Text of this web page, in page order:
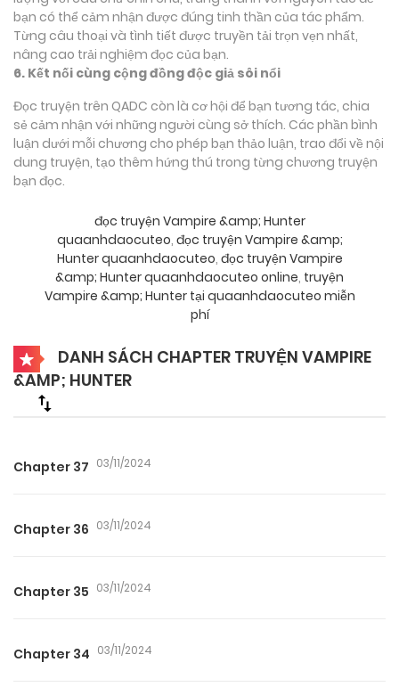
bạn có thể cảm nhận được đúng tinh thần của tác phẩm.
Từng câu thoại và tình tiết được truyền tải trọn vẹn nhất,
nâng cao trải nghiệm đọc của bạn.
6. Kết nối cùng cộng đồng độc giả sôi nổi
Đọc truyện trên QADC còn là cơ hội để bạn tương tác, chia
sẻ cảm nhận với những người cùng sở thích. Các phần bình
luận dưới mỗi chương cho phép bạn thảo luận, trao đổi về nội
dung truyện, tạo thêm hứng thú trong từng chương truyện
bạn đọc.
đọc truyện Vampire &amp; Hunter
quaanhdaocuteo, đọc truyện Vampire &amp;
Hunter quaanhdaocuteo, đọc truyện Vampire
&amp; Hunter quaanhdaocuteo online, truyện
Vampire &amp; Hunter tại quaanhdaocuteo miễn
phí
DANH SÁCH CHAPTER TRUYỆN VAMPIRE
&AMP; HUNTER
Chapter 37 03/11/2024
Chapter 36 03/11/2024
Chapter 35 03/11/2024
Chapter 34 03/11/2024